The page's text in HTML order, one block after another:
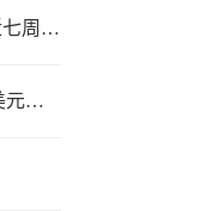
黄金交易提醒：金价单日暴涨4%创近七周新高，加息预期降温叠加霍尔木兹“暂停信号”，牛市重启了？
非农数据倒计时：8万人预期背后，美元方向面临重新选择